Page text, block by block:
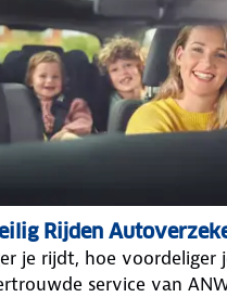
Rijden
je rijdt, hoe voordeliger
service van